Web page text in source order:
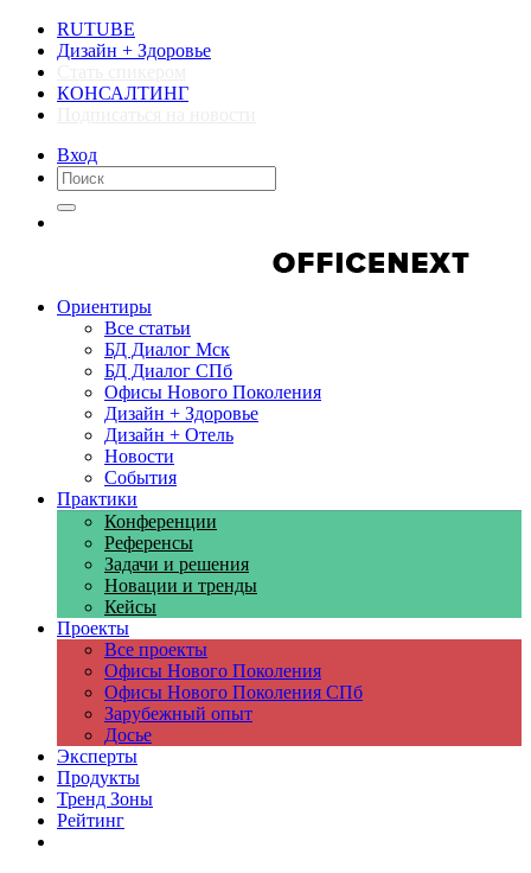
RUTUBE
Дизайн + Здоровье
КОНСАЛТИНГ
Вход
Ориентиры
Все статьи
БД Диалог Мск
БД Диалог СПб
Офисы Нового Поколения
Дизайн + Здоровье
Дизайн + Отель
Новости
События
Практики
Конференции
Референсы
Задачи и решения
Новации и тренды
Кейсы
Проекты
Все проекты
Офисы Нового Поколения
Офисы Нового Поколения СПб
Зарубежный опыт
Досье
Эксперты
Продукты
Тренд Зоны
Рейтинг